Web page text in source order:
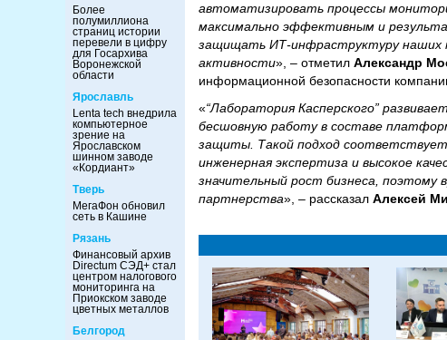
Более
полумиллиона
страниц истории
перевели в цифру
для Госархива
Воронежской
области
Ярославль
Lenta tech внедрила
компьютерное
зрение на
Ярославском
шинном заводе
«Кордиант»
Тверь
МегаФон обновил
сеть в Кашине
Рязань
Финансовый архив
Directum СЭД+ стал
центром налогового
мониторинга на
Приокском заводе
цветных металлов
Белгород
автоматизировать процессы
максимально эффективным и
защищать ИТ-инфраструктуру наших
активности», – отметил Александр
информационной безопасности
«“Лаборатория Касперского”
бесшовную работу в составе
защиты. Такой подход соответствует
инженерная экспертиза и высокое
значительный рост бизнеса, поэтому
партнерства», – рассказал Алексей